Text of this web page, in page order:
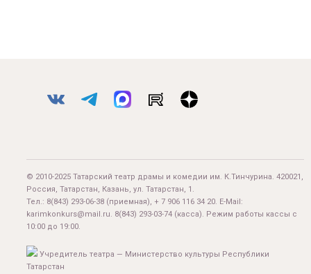
© 2010-2025 Татарский театр драмы и комедии им. К.Тинчурина. 420021,
Россия, Татарстан, Казань, ул. Татарстан, 1.
Тел.: 8(843) 293-06-38 (приемная), + 7 906 116 34 20. E-Mail:
karimkonkurs@mail.ru. 8(843) 293-03-74 (касса). Режим работы кассы с
10:00 до 19:00.
Учредитель театра — Министерство культуры Республики
Татарстан